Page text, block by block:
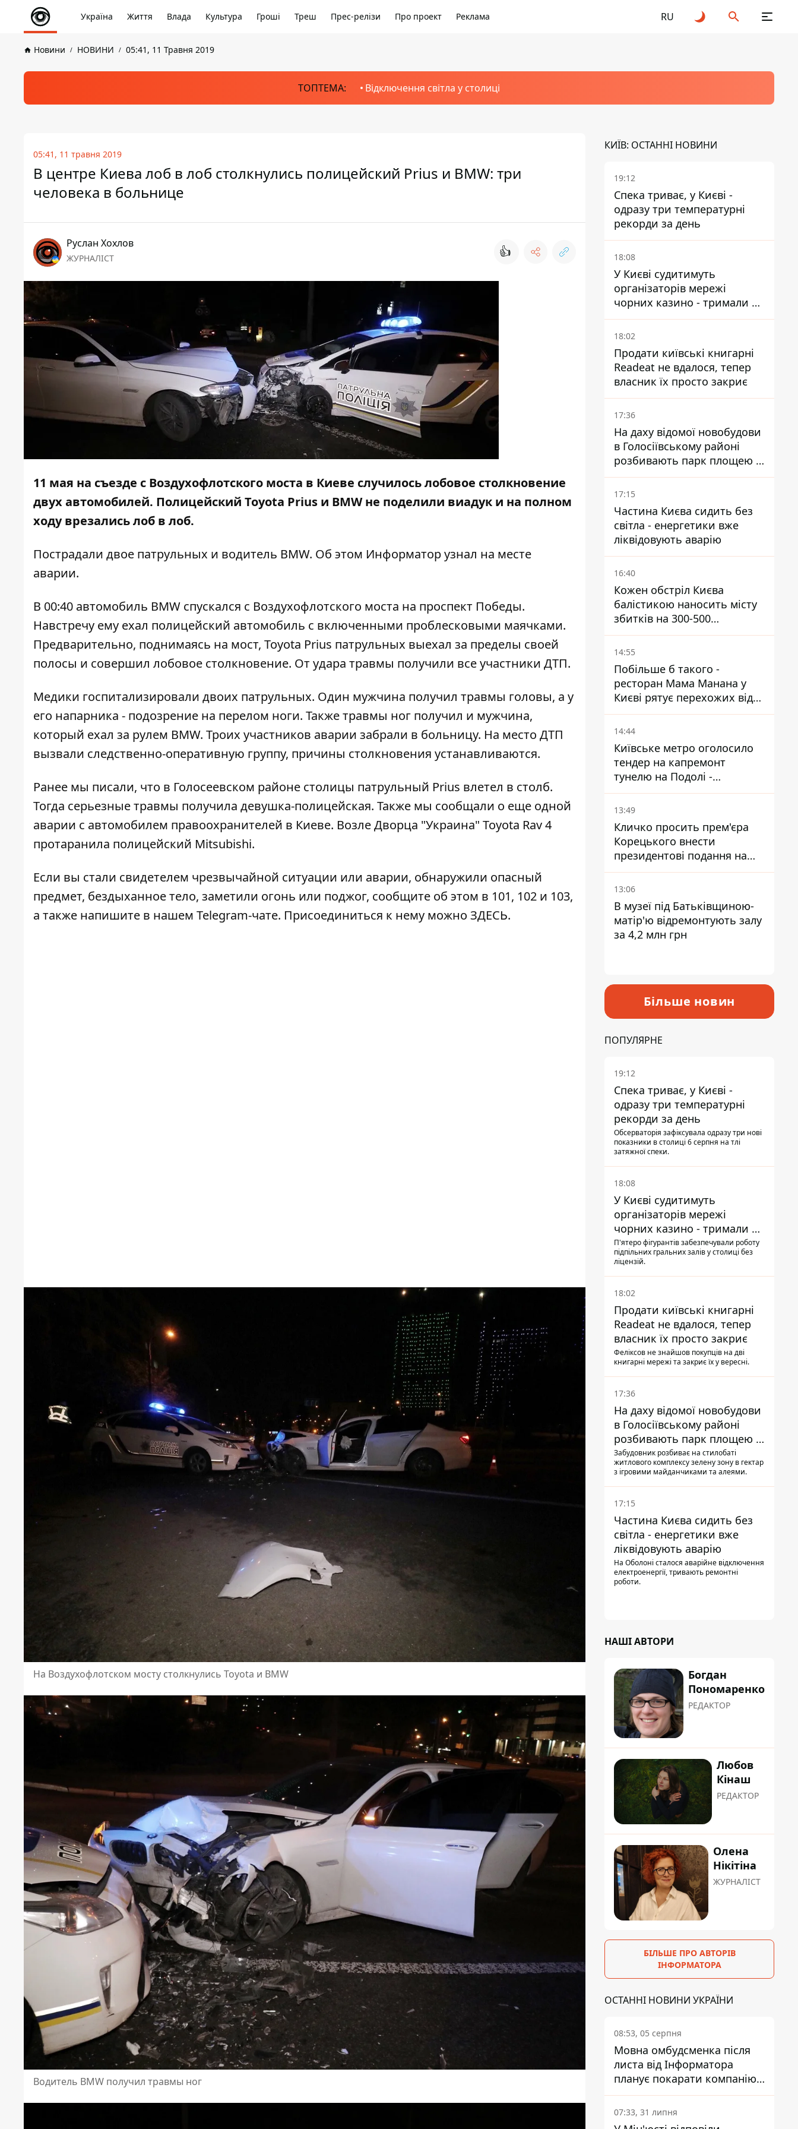
Україна Життя Влада Культура Гроші Треш Прес-релізи Про проект Реклама RU
Новини НОВИНИ 05:41, 11 Травня 2019
ТОПТЕМА: Відключення світла у столиці
05:41, 11 травня 2019
В центре Киева лоб в лоб столкнулись полицейский Prius и BMW: три
человека в больнице
Руслан Хохлов
ЖУРНАЛІСТ 👍
11 мая на съезде с Воздухофлотского моста в Киеве случилось лобовое столкновение
двух автомобилей. Полицейский Toyota Prius и BMW не поделили виадук и на полном
ходу врезались лоб в лоб.
Пострадали двое патрульных и водитель BMW. Об этом Информаторузнал на месте
аварии.
В 00:40 автомобиль BMW спускался с Воздухофлотского моста на проспект Победы.
Навстречу ему ехал полицейский автомобиль с включенными проблесковыми маячками.
Предварительно, поднимаясь на мост, Toyota Prius патрульных выехал за пределы своей
полосы и совершил лобовое столкновение. От удара травмы получили все участники ДТП.
Медики госпитализировали двоих патрульных. Один мужчина получил травмы головы, а у
его напарника - подозрение на перелом ноги. Также травмы ног получил и мужчина,
который ехал за рулем BMW. Троих участников аварии забрали в больницу. На место ДТП
вызвали следственно-оперативную группу, причины столкновения устанавливаются.
Ранее мы писали, что в Голосеевском районе столицы патрульный Prius влетел в столб.
Тогда серьезные травмы получила девушка-полицейская. Также мы сообщали о еще одной
аварии с автомобилем правоохранителей в Киеве. Возле Дворца "Украина" Toyota Rav 4
протаранила полицейский Mitsubishi.
Если вы стали свидетелем чрезвычайной ситуации или аварии, обнаружили опасный
предмет, бездыханное тело, заметили огонь или поджог, сообщите об этом в 101, 102 и 103,
а также напишите в нашем Telegram-чате. Присоединиться к нему можно ЗДЕСЬ.
На Воздухофлотском мосту столкнулись Toyota и BMW
Водитель BMW получил травмы ног
КИЇВ: ОСТАННІ НОВИНИ
19:12
Спека триває, у Києві -
одразу три температурні
рекорди за день
18:08
У Києві судитимуть
організаторів мережі
чорних казино - тримали 39
закладів
18:02
Продати київські книгарні
Readeat не вдалося, тепер
власник їх просто закриє
17:36
На даху відомої новобудови
в Голосіївському районі
розбивають парк площею в
гектар
17:15
Частина Києва сидить без
світла - енергетики вже
ліквідовують аварію
16:40
Кожен обстріл Києва
балістикою наносить місту
збитків на 300-500
мільйонів - Петро
Пантелеєв
14:55
Побільше б такого -
ресторан Мама Манана у
Києві рятує перехожих від
спеки
14:44
Київське метро оголосило
тендер на капремонт
тунелю на Подолі -
триватиме майже два роки
13:49
Кличко просить прем'єра
Корецького внести
президентові подання на
звільнення володаря
Троєщини Бахматова
13:06
В музеї під Батьківщиною-
матір'ю відремонтують залу
за 4,2 млн грн
Більше новин
ПОПУЛЯРНЕ
19:12
Спека триває, у Києві -
одразу три температурні
рекорди за день
Обсерваторія зафіксувала одразу три нові
показники в столиці 6 серпня на тлі
затяжної спеки.
18:08
У Києві судитимуть
організаторів мережі
чорних казино - тримали 39
закладів
П'ятеро фігурантів забезпечували роботу
підпільних гральних залів у столиці без
ліцензій.
18:02
Продати київські книгарні
Readeat не вдалося, тепер
власник їх просто закриє
Феліксов не знайшов покупців на дві
книгарні мережі та закриє їх у вересні.
17:36
На даху відомої новобудови
в Голосіївському районі
розбивають парк площею в
гектар
Забудовник розбиває на стилобаті
житлового комплексу зелену зону в гектар
з ігровими майданчиками та алеями.
17:15
Частина Києва сидить без
світла - енергетики вже
ліквідовують аварію
На Оболоні сталося аварійне відключення
електроенергії, тривають ремонтні
роботи.
НАШІ АВТОРИ
Богдан
Пономаренко
РЕДАКТОР
Любов
Кінаш
РЕДАКТОР
Олена
Нікітіна
ЖУРНАЛІСТ
БІЛЬШЕ ПРО АВТОРІВ
ІНФОРМАТОРА
ОСТАННІ НОВИНИ УКРАЇНИ
08:53, 05 серпня
Мовна омбудсменка після
листа від Інформатора
планує покарати компанію-
підрядника ПриватБанку
07:33, 31 липня